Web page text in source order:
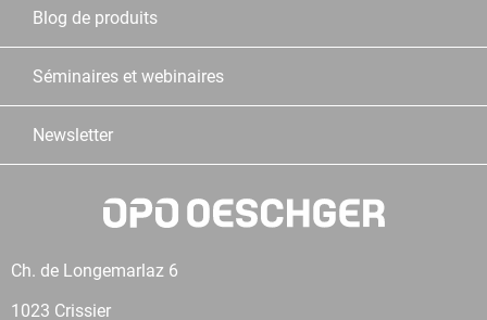
Blog de produits
Séminaires et webinaires
Newsletter
Ch. de Longemarlaz 6
1023 Crissier